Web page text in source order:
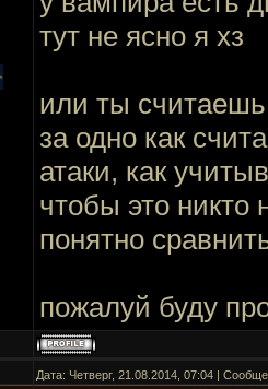
тут не ясно я хз
или ты
за одно как
атаки, как
чтобы это никто
понятно
пожалуй буду
Дата: Четверг, 21.08.2014, 07:04 |